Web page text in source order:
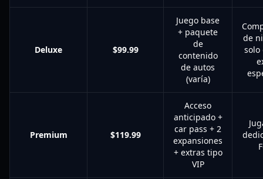
Deluxe $99.99
Juego base
+ paquete
de
contenido
de autos
(varía)
de
solo
Premium $119.99
Acceso
anticipado +
car pass + 2
expansiones
+ extras tipo
VIP